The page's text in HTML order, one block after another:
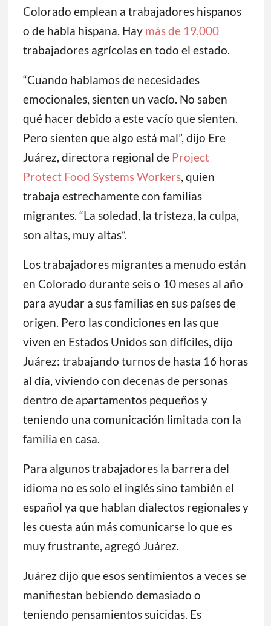
Colorado emplean a trabajadores hispanos
o de habla hispana. Hay más de 19,000
trabajadores agrícolas en todo el estado.
“Cuando hablamos de necesidades
emocionales, sienten un vacío. No saben
qué hacer debido a este vacío que sienten.
Pero sienten que algo está mal”, dijo Ere
Juárez, directora regional de Project
Protect Food Systems Workers, quien
trabaja estrechamente con familias
migrantes. “La soledad, la tristeza, la culpa,
son altas, muy altas”.
Los trabajadores migrantes a menudo están
en Colorado durante seis o 10 meses al año
para ayudar a sus familias en sus países de
origen. Pero las condiciones en las que
viven en Estados Unidos son difíciles, dijo
Juárez: trabajando turnos de hasta 16 horas
al día, viviendo con decenas de personas
dentro de apartamentos pequeños y
teniendo una comunicación limitada con la
familia en casa.
Para algunos trabajadores la barrera del
idioma no es solo el inglés sino también el
español ya que hablan dialectos regionales y
les cuesta aún más comunicarse lo que es
muy frustrante, agregó Juárez.
Juárez dijo que esos sentimientos a veces se
manifiestan bebiendo demasiado o
teniendo pensamientos suicidas. Es